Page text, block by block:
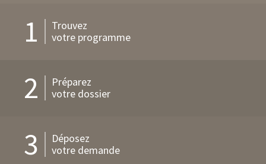
1
Trouvez
votre programme
2
Préparez
votre dossier
3
Déposez
votre demande